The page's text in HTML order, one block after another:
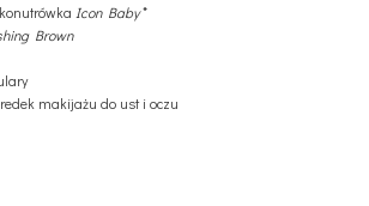
Icon Baby*
Brown
makijażu do ust i oczu